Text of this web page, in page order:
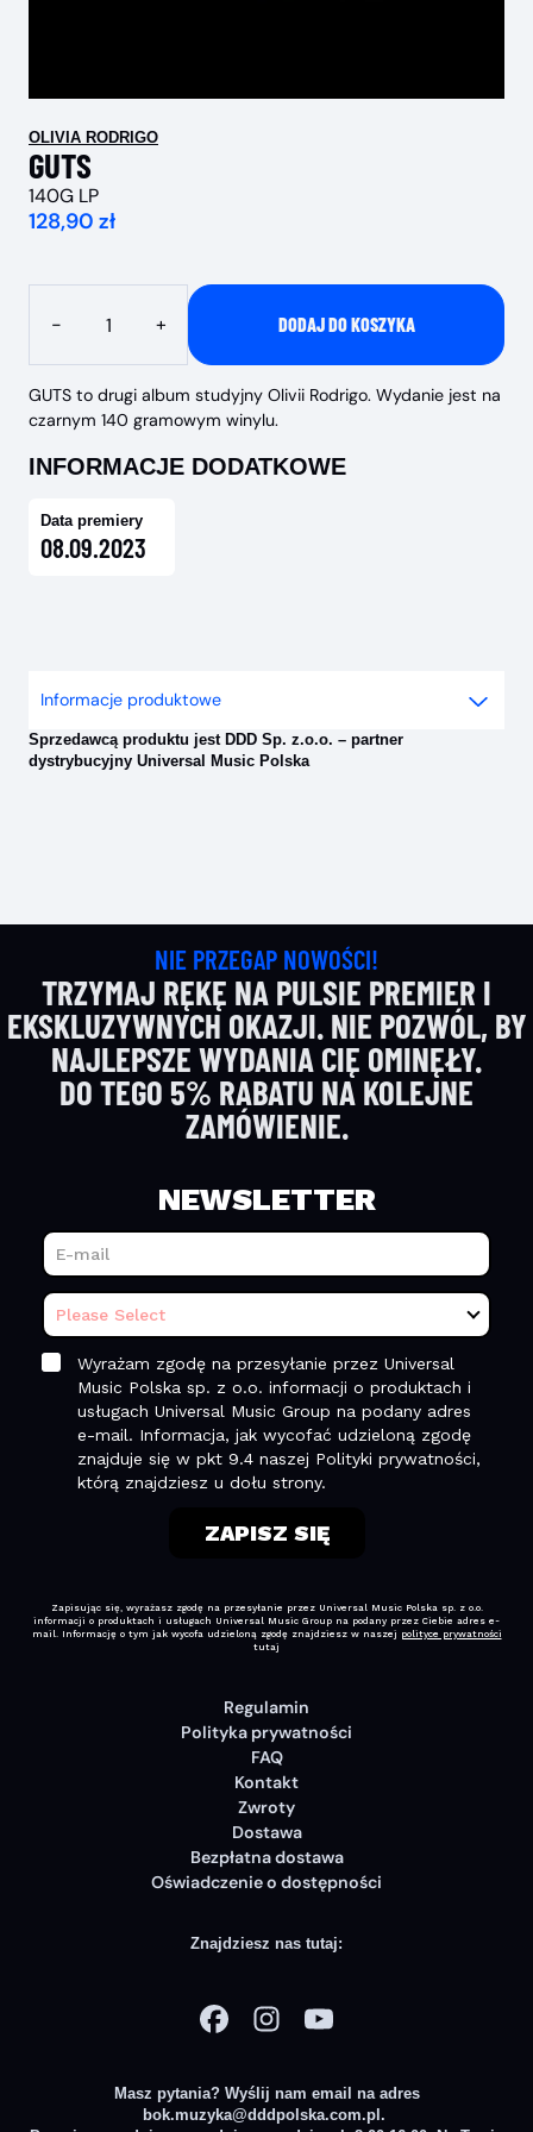
OLIVIA RODRIGO
GUTS
140G LP
128,90 zł
-
+ DODAJ DO KOSZYKA
GUTS to drugi album studyjny Olivii Rodrigo. Wydanie jest na
czarnym 140 gramowym winylu.
INFORMACJE DODATKOWE
Data premiery
08.09.2023
Informacje produktowe
Sprzedawcą produktu jest DDD Sp. z.o.o. – partner
dystrybucyjny Universal Music Polska
NIE PRZEGAP NOWOŚCI!
TRZYMAJ RĘKĘ NA PULSIE PREMIER I
EKSKLUZYWNYCH OKAZJI. NIE POZWÓL, BY
NAJLEPSZE WYDANIA CIĘ OMINĘŁY.
DO TEGO 5% RABATU NA KOLEJNE
ZAMÓWIENIE.
Regulamin
Polityka prywatności
FAQ
Kontakt
Zwroty
Dostawa
Bezpłatna dostawa
Oświadczenie o dostępności
Znajdziesz nas tutaj:
Masz pytania? Wyślij nam email na adres
bok.muzyka@dddpolska.com.pl .